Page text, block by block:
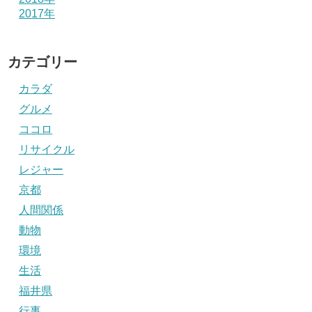
2017年
カテゴリー
カラダ
グルメ
ココロ
リサイクル
レジャー
京都
人間関係
動物
環境
生活
福井県